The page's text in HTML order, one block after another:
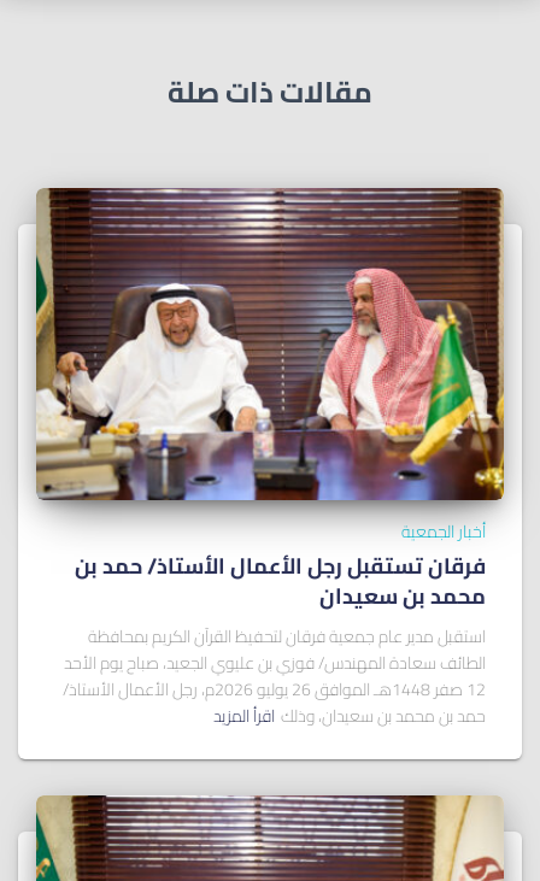
مقالات ذات صلة
أخبار الجمعية
فرقان تستقبل رجل الأعمال الأستاذ/ ﺣﻤﺪ ﺑﻦ
ﻣﺤﻤﺪ ﺑﻦ ﺳﻌﻴﺪان
استقبل مدير عام جمعية فرقان لتحفيظ القرآن الكريم بمحافظة
الطائف سعادة المهندس/ فوزي بن عليوي الجعيد، صباح يوم الأحد
12 صفر 1448هـ الموافق 26 يوليو 2026م، رجل الأعمال الأستاذ/
حمد بن محمد بن سعيدان، وذلك اقرأ المزيد